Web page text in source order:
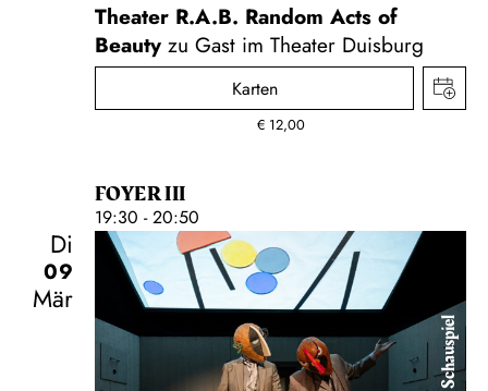
Theater R.A.B. Random Acts of
Beauty zu Gast im Theater Duisburg
Karten
€ 12,00
FOYER III
19:30 - 20:50
Di
09
Mär
Schauspiel